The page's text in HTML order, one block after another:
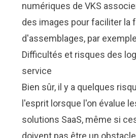
numériques de VKS
des images pour faciliter la
d'assemblages, par
Difficultés et risques des
service
Bien sûr, il y a quelques
l'esprit lorsque l'on évalue
solutions SaaS, même si
doivent pas être un